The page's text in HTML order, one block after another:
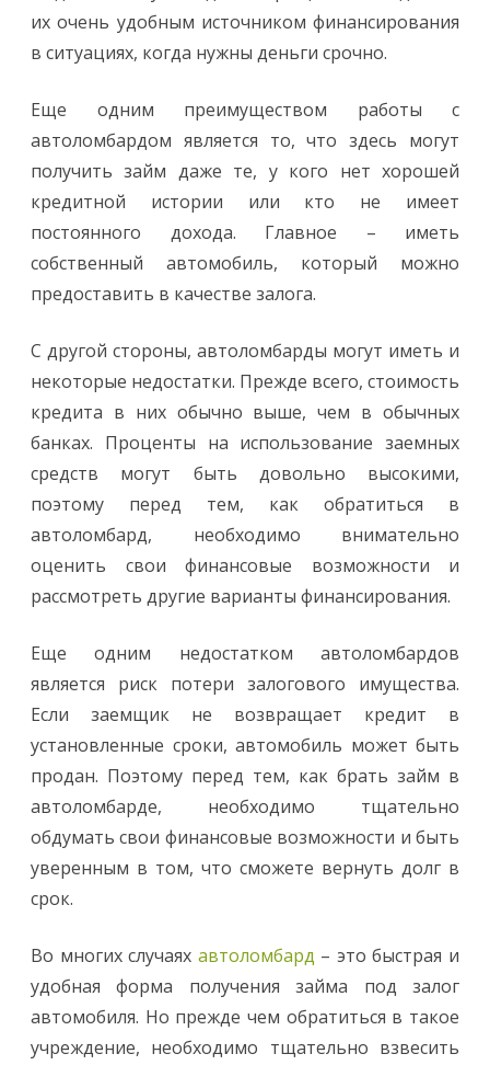
их очень удобным источником финансирования
в ситуациях, когда нужны деньги срочно.
Еще одним преимуществом работы с
автоломбардом является то, что здесь могут
получить займ даже те, у кого нет хорошей
кредитной истории или кто не имеет
постоянного дохода. Главное – иметь
собственный автомобиль, который можно
предоставить в качестве залога.
С другой стороны, автоломбарды могут иметь и
некоторые недостатки. Прежде всего, стоимость
кредита в них обычно выше, чем в обычных
банках. Проценты на использование заемных
средств могут быть довольно высокими,
поэтому перед тем, как обратиться в
автоломбард, необходимо внимательно
оценить свои финансовые возможности и
рассмотреть другие варианты финансирования.
Еще одним недостатком автоломбардов
является риск потери залогового имущества.
Если заемщик не возвращает кредит в
установленные сроки, автомобиль может быть
продан. Поэтому перед тем, как брать займ в
автоломбарде, необходимо тщательно
обдумать свои финансовые возможности и быть
уверенным в том, что сможете вернуть долг в
срок.
Во многих случаях автоломбард – это быстрая и
удобная форма получения займа под залог
автомобиля. Но прежде чем обратиться в такое
учреждение, необходимо тщательно взвесить